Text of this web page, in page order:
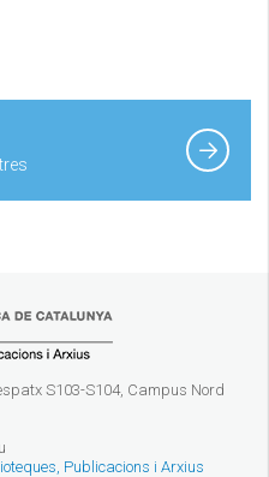
S103-S104, Campus Nord
Publicacions i Arxius